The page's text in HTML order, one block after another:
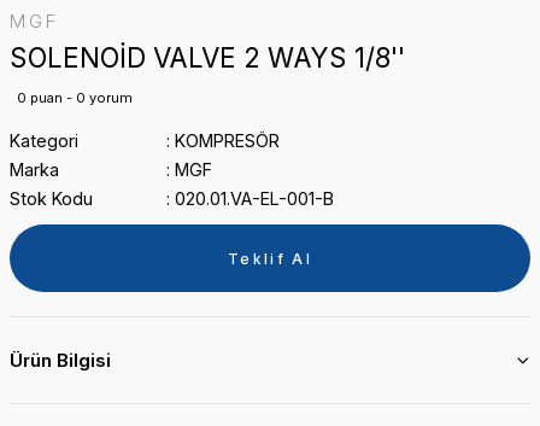
MGF
SOLENOİD VALVE 2 WAYS 1/8''
0 puan - 0 yorum
Kategori
KOMPRESÖR
Marka
MGF
Stok Kodu
020.01.VA-EL-001-B
Teklif Al
Ürün Bilgisi